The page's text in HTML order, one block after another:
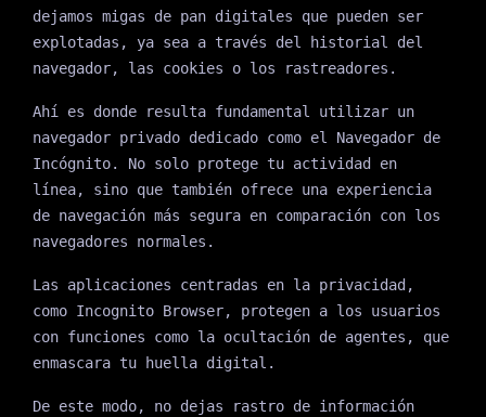
dejamos migas de pan digitales que pueden ser
explotadas, ya sea a través del historial del
navegador, las cookies o los rastreadores.
Ahí es donde resulta fundamental utilizar un
navegador privado dedicado como el Navegador de
Incógnito. No solo protege tu actividad en
línea, sino que también ofrece una experiencia
de navegación más segura en comparación con los
navegadores normales.
Las aplicaciones centradas en la privacidad,
como Incognito Browser, protegen a los usuarios
con funciones como la ocultación de agentes, que
enmascara tu huella digital.
De este modo, no dejas rastro de información